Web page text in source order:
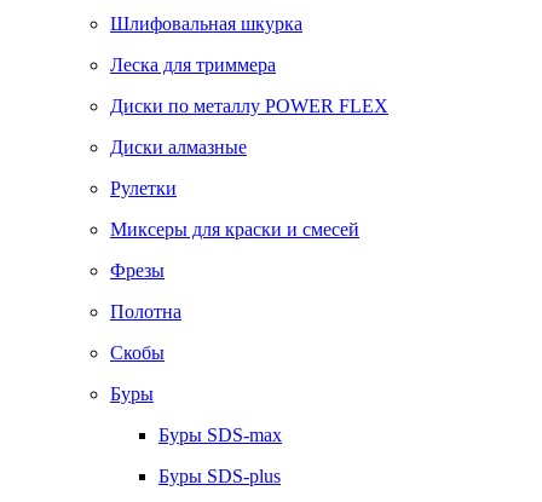
Шлифовальная шкурка
Леска для триммера
Диски по металлу POWER FLEX
Диски алмазные
Рулетки
Миксеры для краски и смесей
Фрезы
Полотна
Скобы
Буры
Буры SDS-max
Буры SDS-plus